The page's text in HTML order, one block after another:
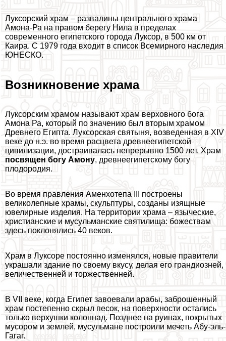
Луксорский храм – развалины центрального храма
Амона-Ра на правом берегу Нила в пределах
современного египетского города Луксор, в 500 км от
Каира. С 1979 года входит в список Всемирного наследия
ЮНЕСКО.
Возникновение храма
Луксорским храмом называют храм верховного бога
Амона Ра, который по значению был вторым храмом
Древнего Египта. Луксорская святыня, возведенная в XIV
веке до н.э. во время расцвета древнеегипетской
цивилизации, достраивалась непрерывно 1500 лет. Храм
посвящен богу Амону, древнеегипетскому богу
плодородия.
Во время правления Аменхотепа III построены
великолепные храмы, скульптуры, созданы изящные
ювелирные изделия. На территории храма – языческие,
христианские и мусульманские святилища: божествам
здесь поклонялись 40 веков.
Храм в Луксоре постоянно изменялся, новые правители
украшали здание по своему вкусу, делая его грандиозней,
величественней и торжественней.
В VII веке, когда Египет завоевали аpaбы, заброшенный
храм постепенно скрыл песок, на поверхности остались
только верхушки колоннад. Позднее на руинах, покрытых
мусором и землей, мусульмане построили мечеть Абу-эль-
Гагаг.